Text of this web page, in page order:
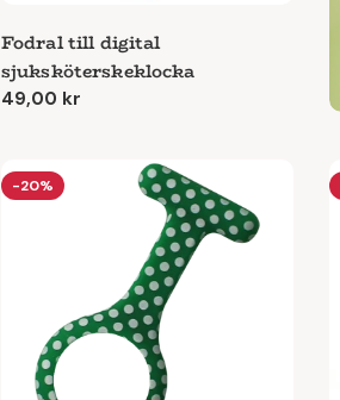
Fodral till digital
sjuksköterskeklocka
Ordinarie
49,00 kr
-20%